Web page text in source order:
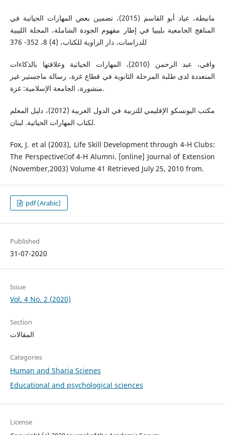
مانيطة، عياد أبو القاسم (2015)، تضمين بعض المهارات الحياتية في
المناهج الجامعية بليبيا في إطار مفهوم الجودة الشاملة، المجلة الليبية
للدراسات، دار الزاوية للكتاب، (4) 8، 352- 376
وافي، عبد الرحمن (2010)، المهارات الحياتية وعلاقتها بالذكاءات
المتعددة لدى طلبة المرحلة الثانوية في قطاع غزة، رسالة ماجستير غير
منشورة، الجامعة الإسلامية: غزة.
مكتب اليونسكو الإقليمي للتربية في الدول العربية (2012)، دليل المعلم
لكتاب المهارات الحياتية. لبنان.
Fox, J. et al (2003), Life Skill Development through 4-H Clubs:
The Perspectiveّof 4-H Alumni. [online] Journal of Extension
(November,2003) Volume 41 Retrieved July 25, 2010 from.
pdf (Arabic)
Published
31-07-2020
Issue
Vol. 4 No. 2 (2020)
Section
المقالات
Categories
Human and Sharia Scienes
Educational and psychological sciences
License